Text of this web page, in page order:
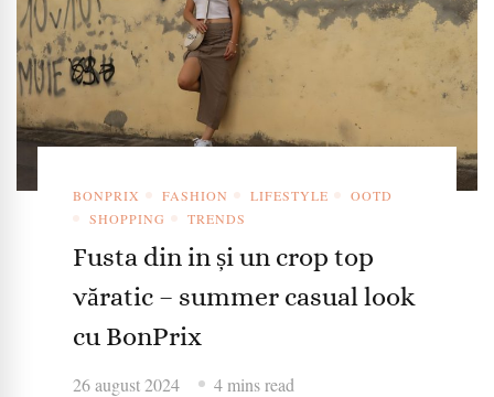
BONPRIX FASHION LIFESTYLE
OOTD
SHOPPING
TRENDS
Fusta din in și un crop top
văratic – summer casual look
cu BonPrix
26 august 2024 4 mins read